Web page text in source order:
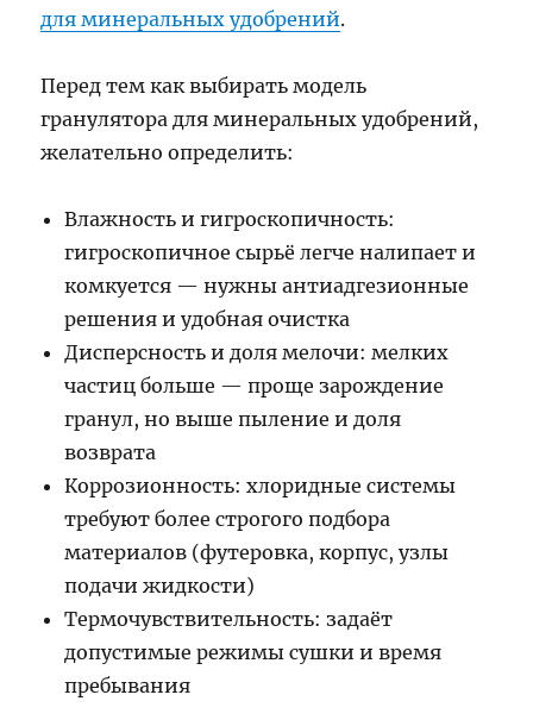
для минеральных удобрений.
Перед тем как выбирать модель
гранулятора для минеральных удобрений,
желательно определить:
Влажность и гигроскопичность:
гигроскопичное сырьё легче налипает и
комкуется — нужны антиадгезионные
решения и удобная очистка
Дисперсность и доля мелочи: мелких
частиц больше — проще зарождение
гранул, но выше пыление и доля
возврата
Коррозионность: хлоридные системы
требуют более строгого подбора
материалов (футеровка, корпус, узлы
подачи жидкости)
Термочувствительность: задаёт
допустимые режимы сушки и время
пребывания